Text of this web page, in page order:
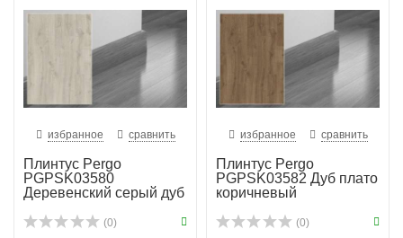
избранное сравнить
Плинтус Pergo
PGPSK03580
Деревенский серый дуб
(0)
избранное сравнить
Плинтус Pergo
PGPSK03582 Дуб плато
коричневый
(0)